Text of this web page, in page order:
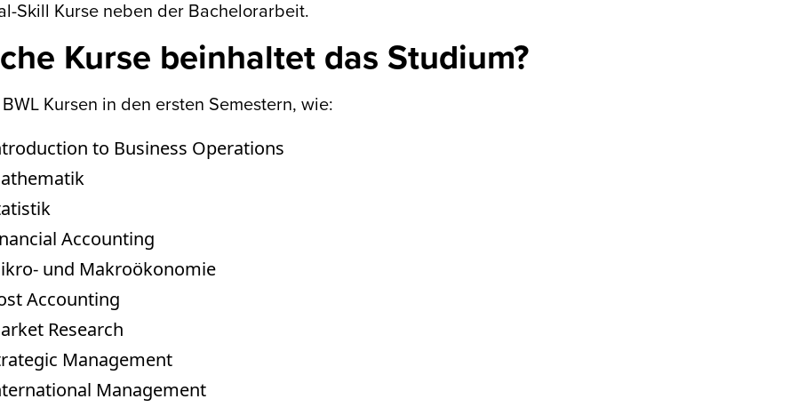
Skill Kurse neben der Bachelorarbeit.
Kurse beinhaltet das Studium?
Kursen in den ersten Semestern, wie:
to Business Operations
Accounting
und Makroökonomie
Accounting
Research
Management
Management